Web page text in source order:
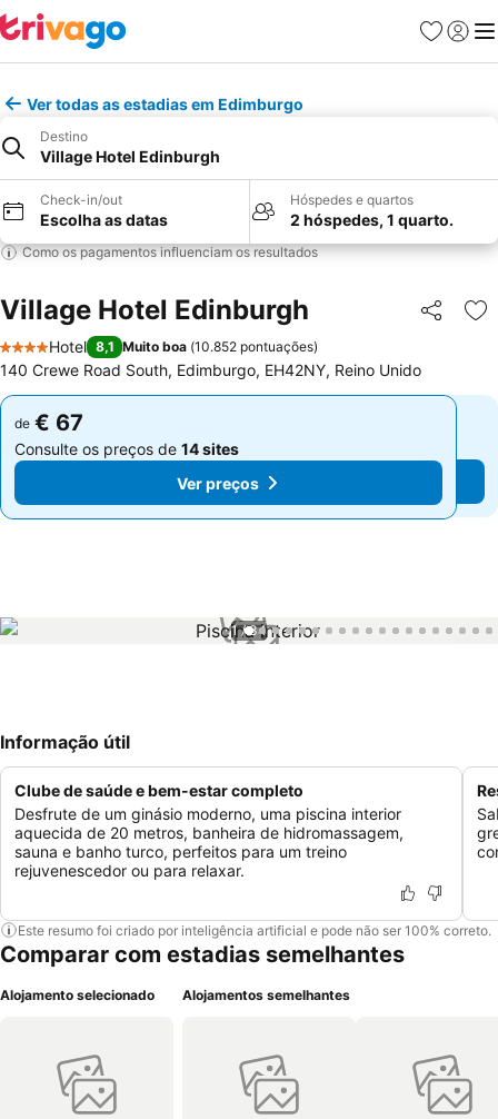
Favoritos
Iniciar
Ver todas as estadias em Edimburgo
Destino
Village Hotel Edinburgh
Check-in/out
Escolha as datas
Hóspedes e quartos
2 hóspedes, 1 quarto.
Como os pagamentos influenciam os resultados
Village Hotel Edinburgh Partilhar
4 Estrelas
Hotel 8,1 Muito boa (10.852 pontuações)
140 Crewe Road South, Edimburgo, EH42NY, Reino Unido
de € 67
Consulte os preços de 14 sites
Ver preços
de € 67
Consulte os preços de 14 sites
Ver preços
1 / 34
Informação útil
Clube de saúde e bem-estar completo
Desfrute de um ginásio moderno, uma piscina interior
aquecida de 20 metros, banheira de hidromassagem,
sauna e banho turco, perfeitos para um treino
rejuvenescedor ou para relaxar.
Este resumo foi criado por inteligência artificial e pode não ser 100% correto.
Comparar com estadias semelhantes
Alojamento selecionado Alojamentos semelhantes